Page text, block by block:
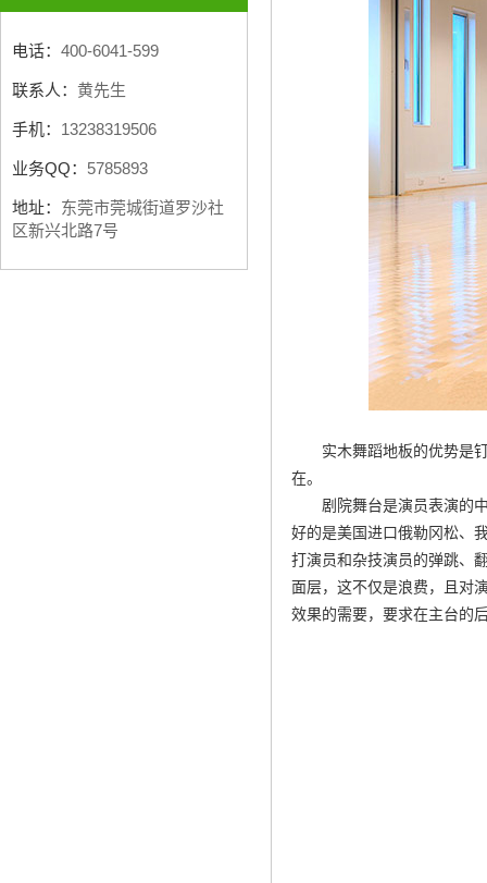
电话： 400-6041-599
联系人： 黄先生
手机： 13238319506
业务QQ： 5785893
地址： 东莞市莞城街道罗沙社
区新兴北路7号
实木舞蹈地板的优势是
在。
剧院舞台是演员表演的
好的是美国进口俄勒冈松、
打演员和杂技演员的弹跳、
面层，这不仅是浪费，且对
效果的需要，要求在主台的